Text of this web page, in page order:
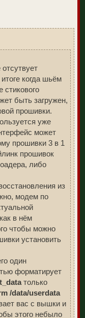
когда шьём
стикового
быть загружен,
прошивки.
уже
может
прошивки 3 в 1
прошивок
либо
из
модем по
в нём
чтобы можно
установить
один
форматирует
только
/data/userdata
вас с вышки и
этого небыло